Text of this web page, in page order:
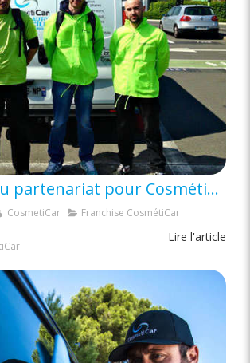
Un nouveau partenariat pour CosmétiCar
CosmetiCar Franchise CosmétiCar
Lire l'article